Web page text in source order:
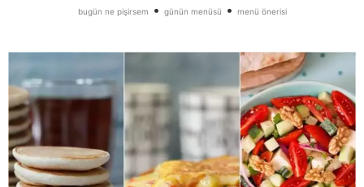
bugün ne pişirsem • günün menüsü • menü önerisi